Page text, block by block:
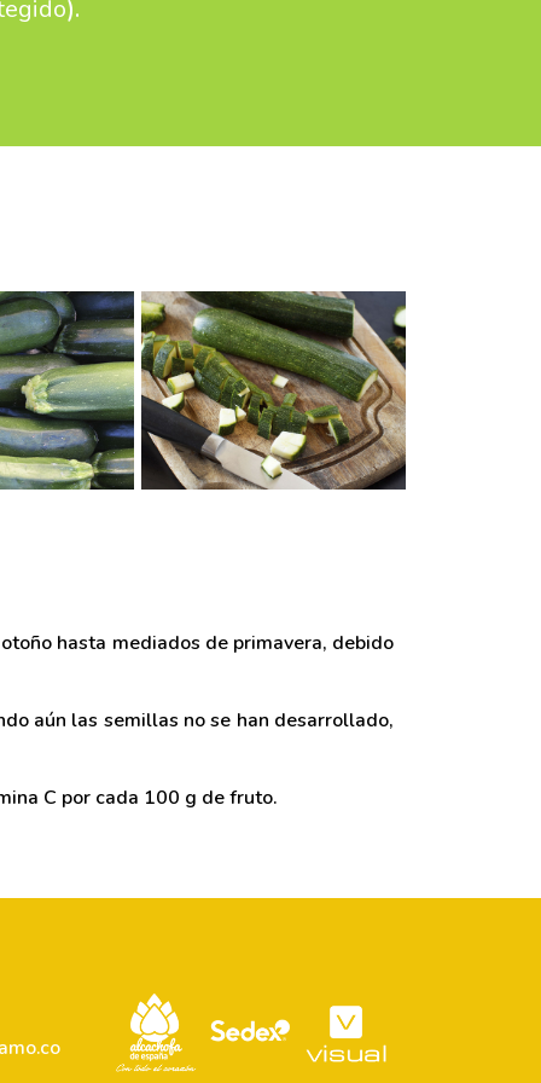
).
hasta mediados de primavera, debido
aún las semillas no se han desarrollado,
C por cada 100 g de fruto.